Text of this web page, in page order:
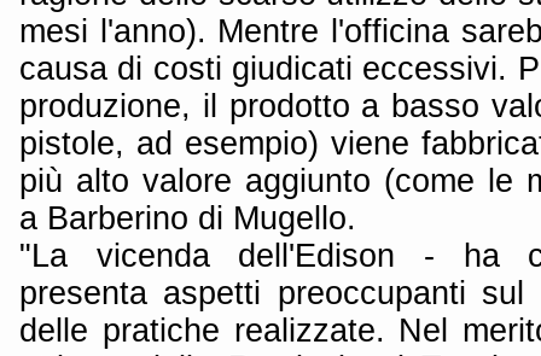
mesi l'anno). Mentre l'officina
causa di costi giudicati eccessivi.
produzione, il prodotto a basso
pistole, ad esempio) viene
più alto valore aggiunto (come le
a Barberino di Mugello.
"La vicenda dell'Edison - ha
presenta aspetti preoccupanti
delle pratiche realizzate. Nel